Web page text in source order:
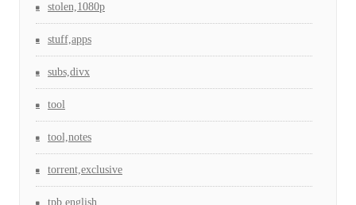
stolen,1080p
stuff,apps
subs,divx
tool
tool,notes
torrent,exclusive
tpb,english